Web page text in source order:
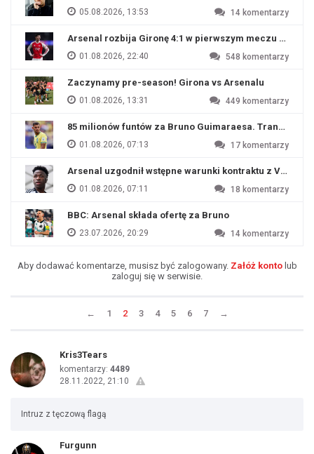
05.08.2026, 13:53 14 komentarzy
Arsenal rozbija Gironę 4:1 w pierwszym meczu
01.08.2026, 22:40 548 komentarzy
Zaczynamy pre-season! Girona vs Arsenalu
01.08.2026, 13:31 449 komentarzy
85 milionów funtów za Bruno Guimaraesa. Transfer
01.08.2026, 07:13 17 komentarzy
Arsenal uzgodnił wstępne warunki kontraktu z
01.08.2026, 07:11 18 komentarzy
BBC: Arsenal składa ofertę za Bruno
23.07.2026, 20:29 14 komentarzy
Aby dodawać komentarze, musisz być zalogowany. Załóż kontolub
zaloguj się w serwisie.
← 1 2 3 4 5 6 7 →
Kris3Tears
komentarzy: 4489
28.11.2022, 21:10
Intruz z tęczową flagą
Furgunn